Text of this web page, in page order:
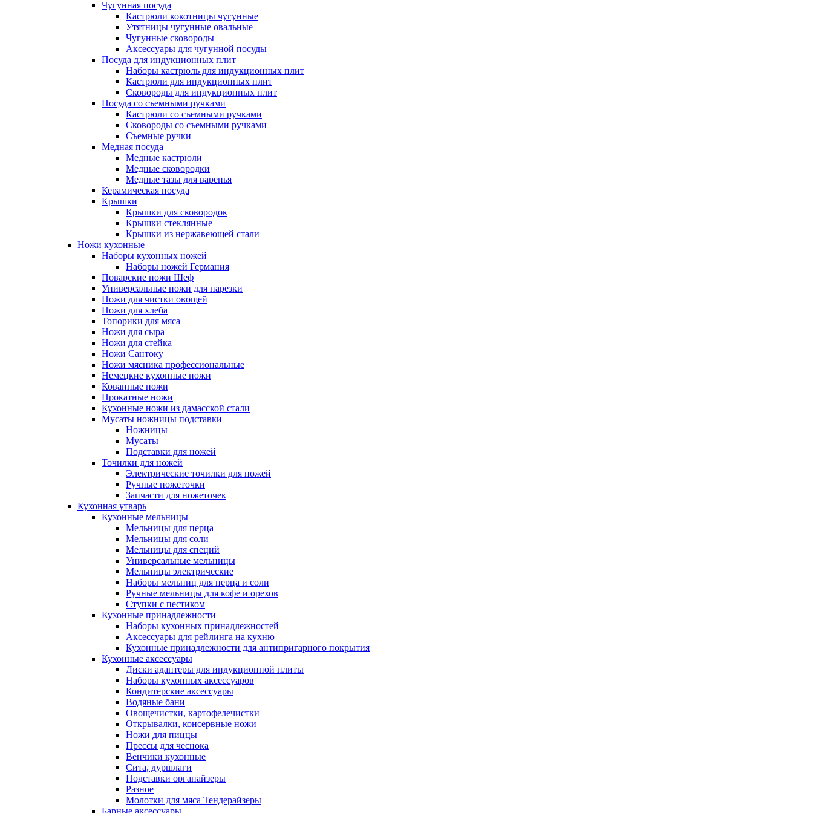
Чугунная посуда
Кастрюли кокотницы чугунные
Утятницы чугунные овальные
Чугунные сковороды
Аксессуары для чугунной посуды
Посуда для индукционных плит
Наборы кастрюль для индукционных плит
Кастрюли для индукционных плит
Сковороды для индукционных плит
Посуда со съемными ручками
Кастрюли со съемными ручками
Сковороды со съемными ручками
Съемные ручки
Медная посуда
Медные кастрюли
Медные сковородки
Медные тазы для варенья
Керамическая посуда
Крышки
Крышки для сковородок
Крышки стеклянные
Крышки из нержавеющей стали
Ножи кухонные
Наборы кухонных ножей
Наборы ножей Германия
Поварские ножи Шеф
Универсальные ножи для нарезки
Ножи для чистки овощей
Ножи для хлеба
Топорики для мяса
Ножи для сыра
Ножи для стейка
Ножи Сантоку
Ножи мясника профессиональные
Немецкие кухонные ножи
Кованные ножи
Прокатные ножи
Кухонные ножи из дамасской стали
Мусаты ножницы подставки
Ножницы
Мусаты
Подставки для ножей
Точилки для ножей
Электрические точилки для ножей
Ручные ножеточки
Запчасти для ножеточек
Кухонная утварь
Кухонные мельницы
Мельницы для перца
Мельницы для соли
Мельницы для специй
Универсальные мельницы
Мельницы электрические
Наборы мельниц для перца и соли
Ручные мельницы для кофе и орехов
Ступки с пестиком
Кухонные принадлежности
Наборы кухонных принадлежностей
Аксессуары для рейлинга на кухню
Кухонные принадлежности для антипригарного покрытия
Кухонные аксессуары
Диски адаптеры для индукционной плиты
Наборы кухонных аксессуаров
Кондитерские аксессуары
Водяные бани
Овощечистки, картофелечистки
Открывалки, консервные ножи
Ножи для пиццы
Прессы для чеснока
Венчики кухонные
Сита, дуршлаги
Подставки органайзеры
Разное
Молотки для мяса Тендерайзеры
Барные аксессуары